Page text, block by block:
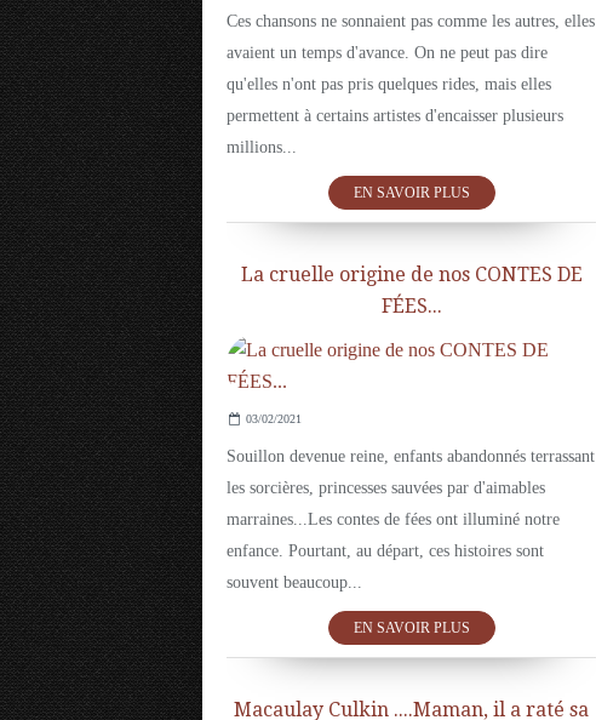
Ces chansons ne sonnaient pas comme les autres, elles
avaient un temps d'avance. On ne peut pas dire
qu'elles n'ont pas pris quelques rides, mais elles
permettent à certains artistes d'encaisser plusieurs
millions...
EN SAVOIR PLUS
La cruelle origine de nos CONTES DE
FÉES...
03/02/2021
Souillon devenue reine, enfants abandonnés terrassant
les sorcières, princesses sauvées par d'aimables
marraines...Les contes de fées ont illuminé notre
enfance. Pourtant, au départ, ces histoires sont
souvent beaucoup...
EN SAVOIR PLUS
Macaulay Culkin ....Maman, il a raté sa